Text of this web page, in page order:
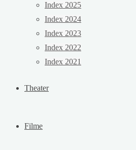
Index 2025
Index 2024
Index 2023
Index 2022
Index 2021
Theater
Filme